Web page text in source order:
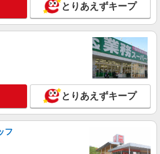
とりあえずキープ
とりあえずキープ
フ